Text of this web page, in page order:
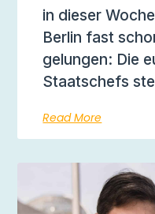
in dieser
Berlin fast
gelungen: Die
Staatschefs
Read More